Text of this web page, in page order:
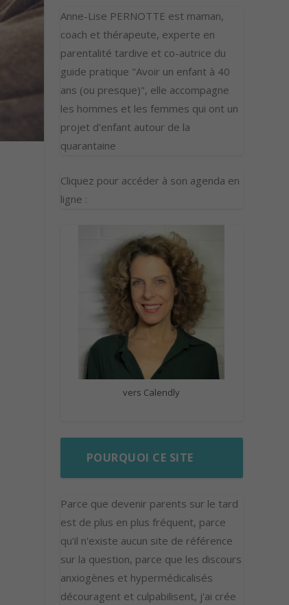
Anne-Lise PERNOTTE est maman,
coach et thérapeute, experte en
parentalité tardive et co-autrice du
guide pratique "Avoir un enfant à 40
ans (ou presque)", elle accompagne
les hommes et les femmes qui ont un
projet d'enfant autour de la
quarantaine
Cliquez pour accéder à son agenda en
ligne :
vers Calendly
POURQUOI CE SITE
Parce que devenir parents sur le tard
est de plus en plus fréquent, parce
qu'il n'existe aucun site de référence
sur la question, parce que les discours
anxiogènes et hypermédicalisés
découragent et culpabilisent, j'ai crée